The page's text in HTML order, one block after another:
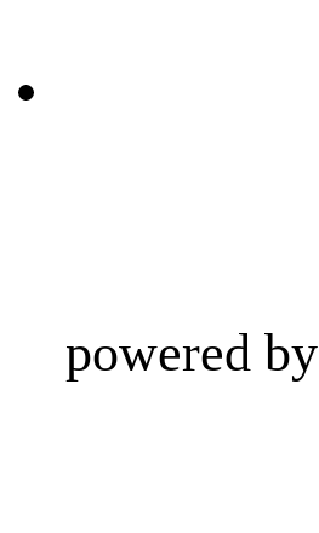
powered by